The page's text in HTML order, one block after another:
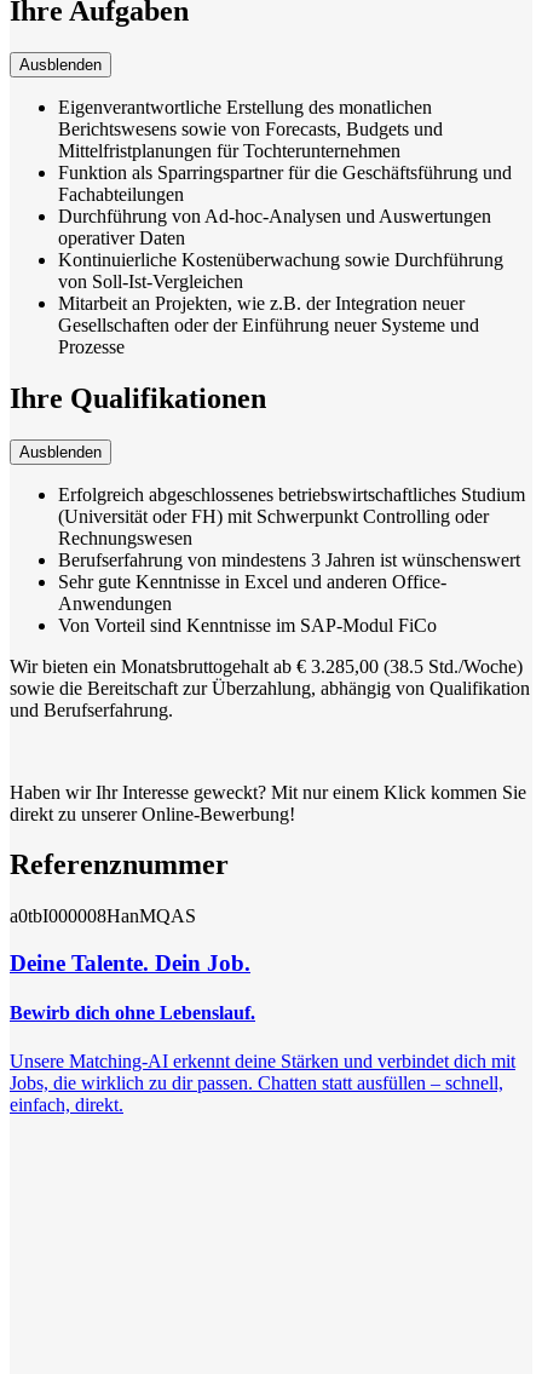
Ihre Aufgaben
Ausblenden
Eigenverantwortliche Erstellung des monatlichen
Berichtswesens sowie von Forecasts, Budgets und
Mittelfristplanungen für Tochterunternehmen
Funktion als Sparringspartner für die Geschäftsführung und
Fachabteilungen
Durchführung von Ad-hoc-Analysen und Auswertungen
operativer Daten
Kontinuierliche Kostenüberwachung sowie Durchführung
von Soll-Ist-Vergleichen
Mitarbeit an Projekten, wie z.B. der Integration neuer
Gesellschaften oder der Einführung neuer Systeme und
Prozesse
Ihre Qualifikationen
Ausblenden
Erfolgreich abgeschlossenes betriebswirtschaftliches Studium
(Universität oder FH) mit Schwerpunkt Controlling oder
Rechnungswesen
Berufserfahrung von mindestens 3 Jahren ist wünschenswert
Sehr gute Kenntnisse in Excel und anderen Office-
Anwendungen
Von Vorteil sind Kenntnisse im SAP-Modul FiCo
Wir bieten ein Monatsbruttogehalt ab € 3.285,00 (38.5 Std./Woche)
sowie die Bereitschaft zur Überzahlung, abhängig von Qualifikation
und Berufserfahrung.
Haben wir Ihr Interesse geweckt? Mit nur einem Klick kommen Sie
direkt zu unserer Online-Bewerbung!
Referenznummer
a0tbI000008HanMQAS
Deine Talente. Dein Job.
Bewirb dich ohne Lebenslauf.
Unsere Matching-AI erkennt deine Stärken und verbindet dich mit
Jobs, die wirklich zu dir passen. Chatten statt ausfüllen – schnell,
einfach, direkt.